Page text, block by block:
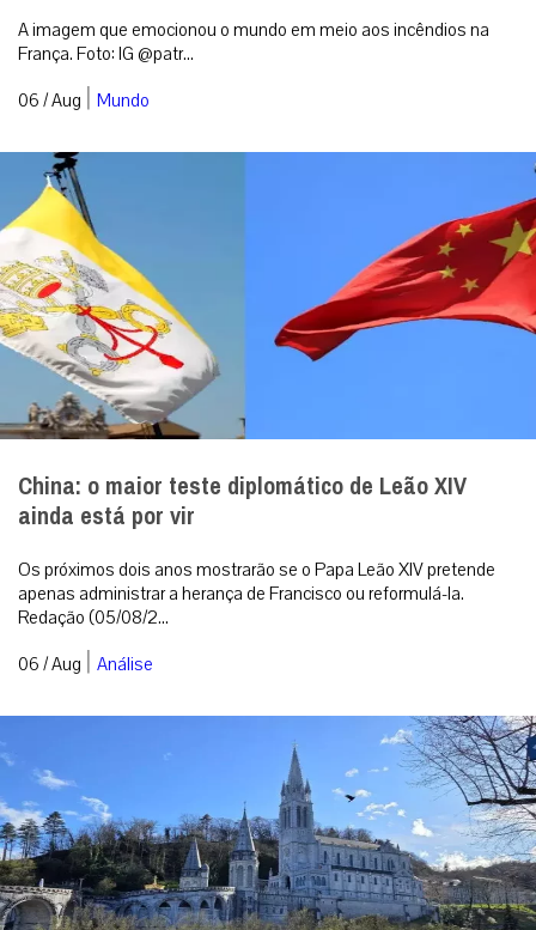
A imagem que emocionou o mundo em meio aos incêndios na
França. Foto: IG @patr...
06 / Aug | Mundo
China: o maior teste diplomático de Leão XIV
ainda está por vir
Os próximos dois anos mostrarão se o Papa Leão XIV pretende
apenas administrar a herança de Francisco ou reformulá-la.
Redação (05/08/2...
06 / Aug | Análise